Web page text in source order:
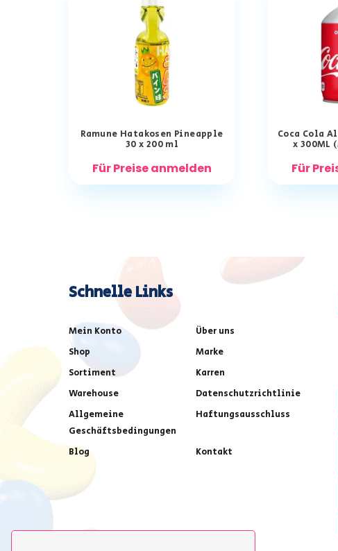
Ramune Hatakosen Pineapple
30 x 200 ml
Für Preise anmelden
Coca Cola
x 300ML
Für
Schnelle Links
Mein Konto
Über uns
Shop
Marke
Sortiment
Karren
Warehouse
Datenschutzrichtlinie
Allgemeine
Geschäftsbedingungen
Haftungsausschluss
Blog Kontakt